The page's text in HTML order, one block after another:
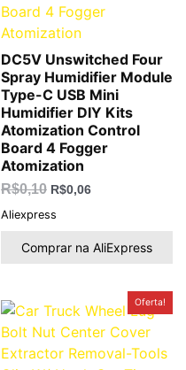
DC5V Unswitched Four
Spray Humidifier Module
Type-C USB Mini
Humidifier DIY Kits
Atomization Control
Board 4 Fogger
Atomization
R$0,10 R$0,06
Aliexpress
Comprar na AliExpress
Oferta!
preço
era:
R$0,71.
preço
é:
R$0,35.